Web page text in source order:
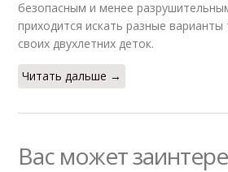
безопасным и менее
приходится искать разные
своих двухлетних деток.
Читать дальше →
Вас может